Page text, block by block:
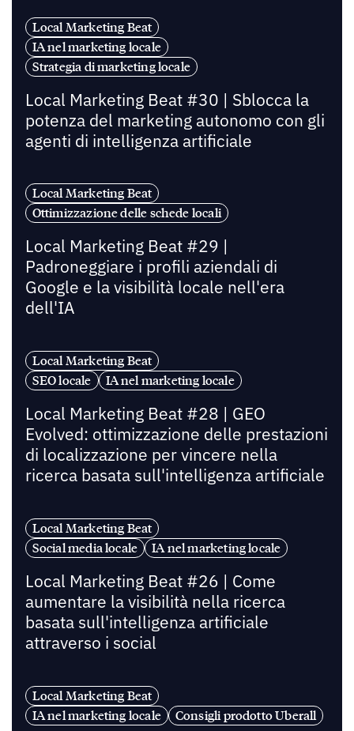
Local Marketing Beat
IA nel marketing locale
Strategia di marketing locale
Local Marketing Beat #30 | Sblocca la
potenza del marketing autonomo con gli
agenti di intelligenza artificiale
Local Marketing Beat
Ottimizzazione delle schede locali
Local Marketing Beat #29 |
Padroneggiare i profili aziendali di
Google e la visibilità locale nell'era
dell'IA
Local Marketing Beat
SEO locale
IA nel marketing locale
Local Marketing Beat #28 | GEO
Evolved: ottimizzazione delle prestazioni
di localizzazione per vincere nella
ricerca basata sull'intelligenza artificiale
Local Marketing Beat
Social media locale
IA nel marketing locale
Local Marketing Beat #26 | Come
aumentare la visibilità nella ricerca
basata sull'intelligenza artificiale
attraverso i social
Local Marketing Beat
IA nel marketing locale
Consigli prodotto Uberall